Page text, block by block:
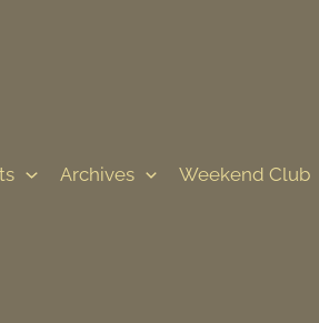
Archives Weekend Club